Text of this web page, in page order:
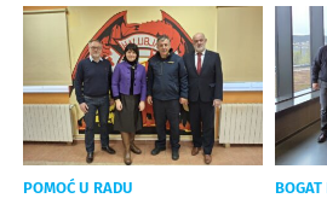
POMOĆ U RADU